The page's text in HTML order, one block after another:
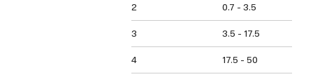
2 0.7 - 3.5
3 3.5 - 17.5
4 17.5 - 50